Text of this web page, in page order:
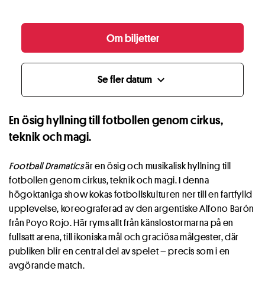
Om biljetter
Se fler datum expand_more
En ösig hyllning till fotbollen genom cirkus,
teknik och magi.
Football Dramaticsär en ösig och musikalisk hyllning till
fotbollen genom cirkus, teknik och magi. I denna
högoktaniga show kokas fotbollskulturen ner till en fartfylld
upplevelse, koreograferad av den argentiske Alfono Barón
från Poyo Rojo. Här ryms allt från känslostormarna på en
fullsatt arena, till ikoniska mål och graciösa målgester, där
publiken blir en central del av spelet – precis som i en
avgörande match.